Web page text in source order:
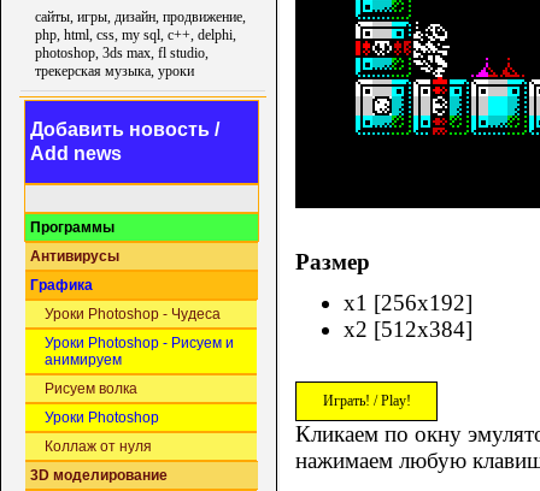
сайты, игры, дизайн, продвижение,
php, html, css, my sql, c++, delphi,
photoshop, 3ds max, fl studio,
трекерская музыка, уроки
Добавить новость /
Add news
Программы
Антивирусы
Графика
Уроки Photoshop - Чудеса
Уроки Photoshop - Рисуем и
анимируем
Рисуем волка
Уроки Photoshop
Коллаж от нуля
3D моделирование
Размер
x1 [256x192]
x2 [512x384]
Играть! / Play!
Кликаем по окну
нажимаем любую